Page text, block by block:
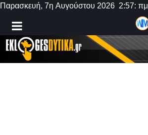
Παρασκευή, 7η Αυγούστου 2026 2:57: πμ